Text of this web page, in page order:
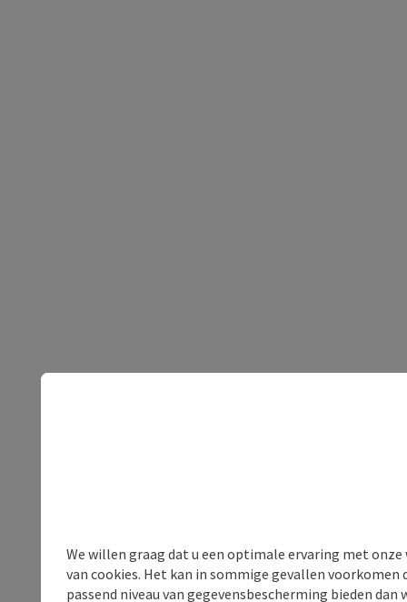
We willen graag dat u een optimale ervaring met
van cookies. Het kan in sommige gevallen voorkomen
passend niveau van gegevensbescherming bieden